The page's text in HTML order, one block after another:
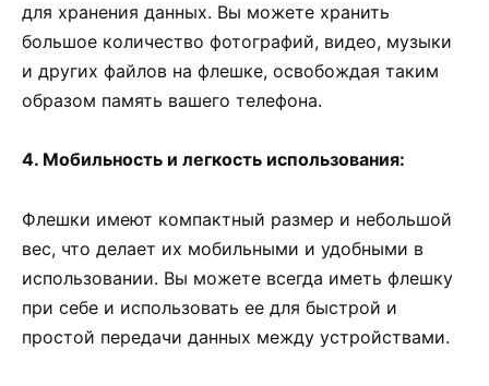
для хранения данных. Вы можете хранить
большое количество фотографий, видео, музыки
и других файлов на флешке, освобождая таким
образом память вашего телефона.
4. Мобильность и легкость использования:
Флешки имеют компактный размер и небольшой
вес, что делает их мобильными и удобными в
использовании. Вы можете всегда иметь флешку
при себе и использовать ее для быстрой и
простой передачи данных между устройствами.